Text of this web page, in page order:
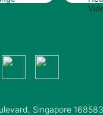
Singapore 168583